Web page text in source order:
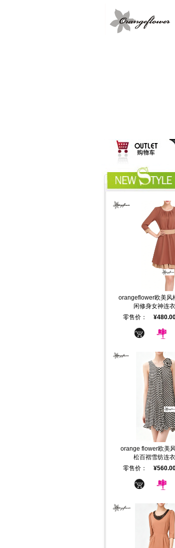
orangeflower欧美风
闲修身女神连
零售价：
orange flower欧美
松百褶雪纺连
零售价：